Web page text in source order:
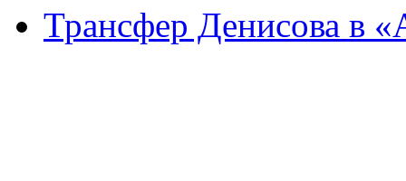
Трансфер Денисова в